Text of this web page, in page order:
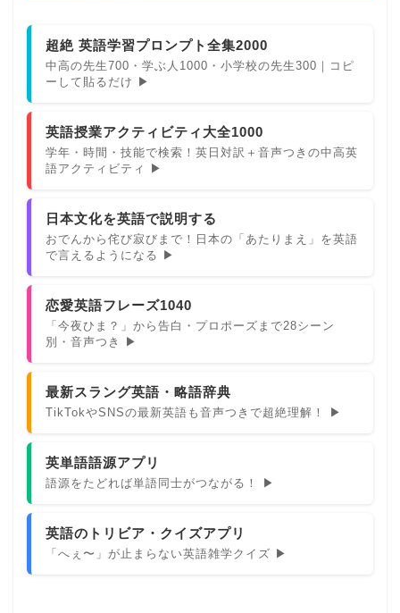
超絶 英語学習プロンプト全集2000
中高の先生700・学ぶ人1000・小学校の先生300｜コピ
ーして貼るだけ ▶
英語授業アクティビティ大全1000
学年・時間・技能で検索！英日対訳＋音声つきの中高英
語アクティビティ ▶
日本文化を英語で説明する
おでんから侘び寂びまで！日本の「あたりまえ」を英語
で言えるようになる ▶
恋愛英語フレーズ1040
「今夜ひま？」から告白・プロポーズまで28シーン
別・音声つき ▶
最新スラング英語・略語辞典
TikTokやSNSの最新英語も音声つきで超絶理解！ ▶
英単語語源アプリ
語源をたどれば単語同士がつながる！ ▶
英語のトリビア・クイズアプリ
「へぇ〜」が止まらない英語雑学クイズ ▶